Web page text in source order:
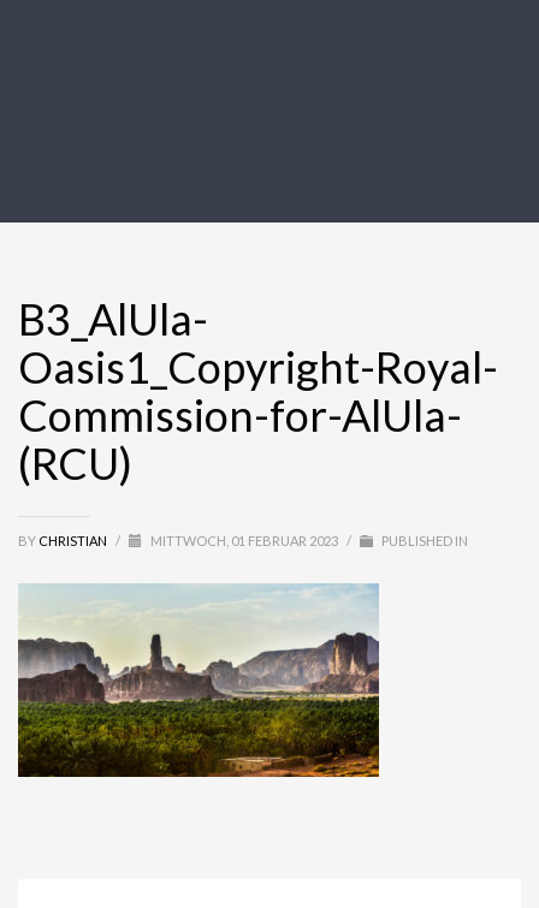
B3_AlUla-
Oasis1_Copyright-Royal-
Commission-for-AlUla-
(RCU)
BY CHRISTIAN / MITTWOCH, 01 FEBRUAR 2023 / PUBLISHED IN